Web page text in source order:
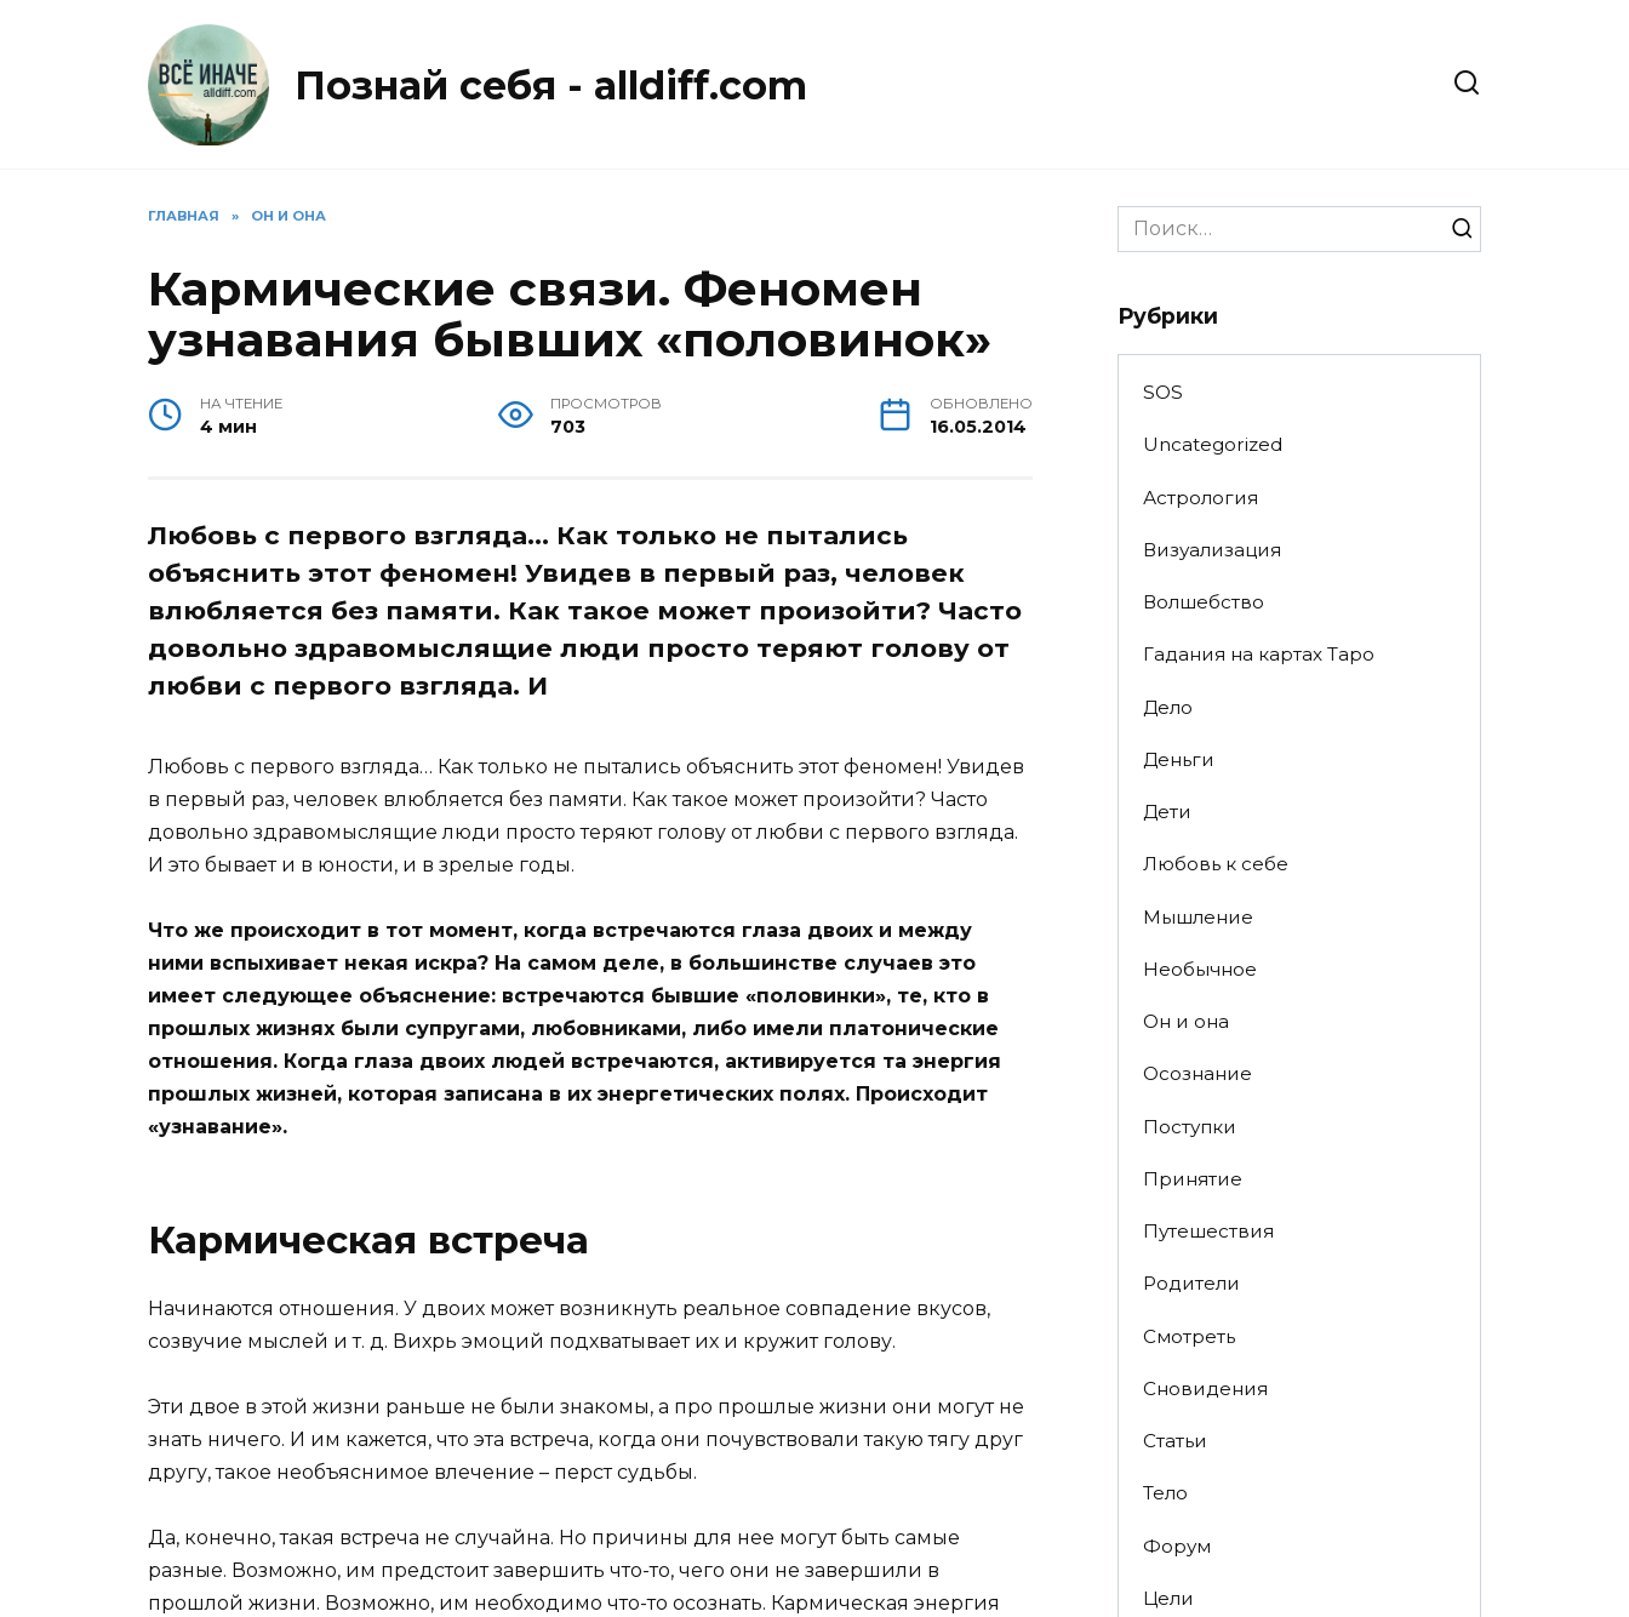
Познай себя - alldiff.com
ГЛАВНАЯ » ОН И ОНА
Кармические связи. Феномен
узнавания бывших «половинок»
НА ЧТЕНИЕ
4 мин
ПРОСМОТРОВ
703
ОБНОВЛЕНО
16.05.2014
Любовь с первого взгляда… Как только не пытались
объяснить этот феномен! Увидев в первый раз, человек
влюбляется без памяти. Как такое может произойти? Часто
довольно здравомыслящие люди просто теряют голову от
любви с первого взгляда. И
Любовь с первого взгляда… Как только не пытались объяснить этот феномен! Увидев
в первый раз, человек влюбляется без памяти. Как такое может произойти? Часто
довольно здравомыслящие люди просто теряют голову от любви с первого взгляда.
И это бывает и в юности, и в зрелые годы.
Что же происходит в тот момент, когда встречаются глаза двоих и между
ними вспыхивает некая искра? На самом деле, в большинстве случаев это
имеет следующее объяснение: встречаются бывшие «половинки», те, кто в
прошлых жизнях были супругами, любовниками, либо имели платонические
отношения. Когда глаза двоих людей встречаются, активируется та энергия
прошлых жизней, которая записана в их энергетических полях. Происходит
«узнавание».
Кармическая встреча
Начинаются отношения. У двоих может возникнуть реальное совпадение вкусов,
созвучие мыслей и т. д. Вихрь эмоций подхватывает их и кружит голову.
Эти двое в этой жизни раньше не были знакомы, а про прошлые жизни они могут не
знать ничего. И им кажется, что эта встреча, когда они почувствовали такую тягу друг
другу, такое необъяснимое влечение – перст судьбы.
Да, конечно, такая встреча не случайна. Но причины для нее могут быть самые
разные. Возможно, им предстоит завершить что-то, чего они не завершили в
прошлой жизни. Возможно, им необходимо что-то осознать. Кармическая энергия
Search
for:
Рубрики
SOS
Uncategorized
Астрология
Визуализация
Волшебство
Гадания на картах Таро
Дело
Деньги
Дети
Любовь к себе
Мышление
Необычное
Он и она
Осознание
Поступки
Принятие
Путешествия
Родители
Смотреть
Сновидения
Статьи
Тело
Форум
Цели